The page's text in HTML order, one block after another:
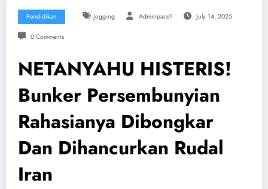
Pendidikan Jogging Adminpace1 July 14, 2025
0 Comments
NETANYAHU HISTERIS!
Bunker Persembunyian
Rahasianya Dibongkar
Dan Dihancurkan Rudal
Iran